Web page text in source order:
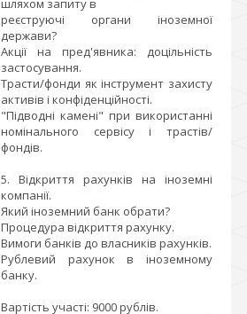
шляхом запиту в
реєструючі органи іноземної
держави?
Акції на пред'явника: доцільність
застосування.
Трасти/фонди як інструмент захисту
активів і конфіденційності.
"Підводні камені" при використанні
номінального сервісу і трастів/
фондів.
5. Відкриття рахунків на іноземні
компанії.
Який іноземний банк обрати?
Процедура відкриття рахунку.
Вимоги банків до власників рахунків.
Рублевий рахунок в іноземному
банку.
Вартість участі: 9000 рублів.